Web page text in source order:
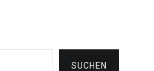
SUCHEN